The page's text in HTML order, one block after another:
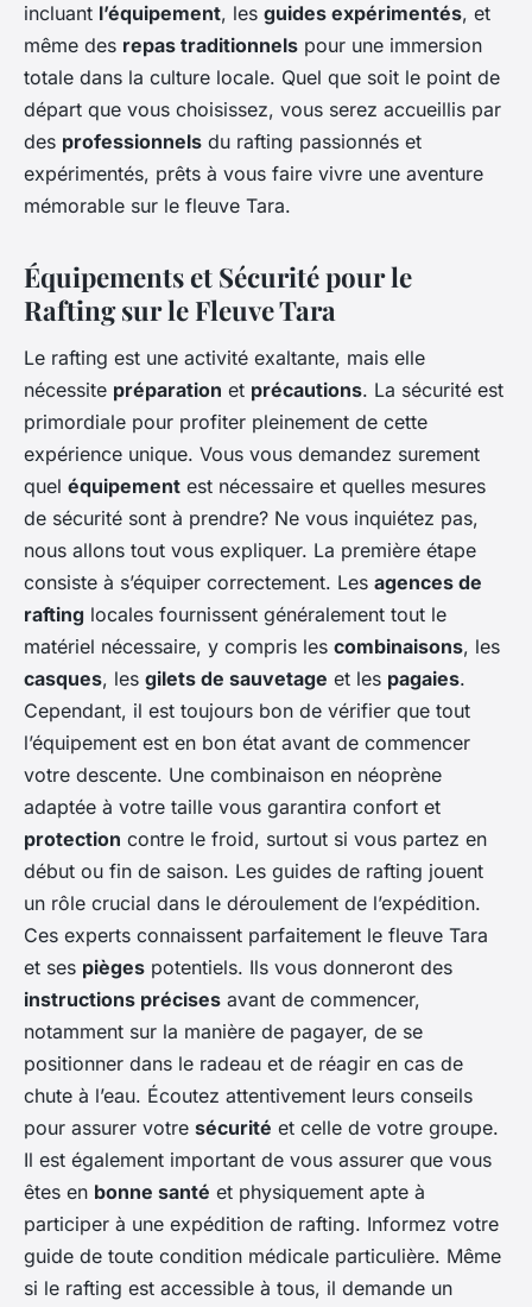
incluant l’équipement, les guides expérimentés, et
même des repas traditionnels pour une immersion
totale dans la culture locale. Quel que soit le point de
départ que vous choisissez, vous serez accueillis par
des professionnels du rafting passionnés et
expérimentés, prêts à vous faire vivre une aventure
mémorable sur le fleuve Tara.
Équipements et Sécurité pour le
Rafting sur le Fleuve Tara
Le rafting est une activité exaltante, mais elle
nécessite préparation et précautions. La sécurité est
primordiale pour profiter pleinement de cette
expérience unique. Vous vous demandez surement
quel équipement est nécessaire et quelles mesures
de sécurité sont à prendre? Ne vous inquiétez pas,
nous allons tout vous expliquer. La première étape
consiste à s’équiper correctement. Les agences de
rafting locales fournissent généralement tout le
matériel nécessaire, y compris les combinaisons, les
casques, les gilets de sauvetage et les pagaies.
Cependant, il est toujours bon de vérifier que tout
l’équipement est en bon état avant de commencer
votre descente. Une combinaison en néoprène
adaptée à votre taille vous garantira confort et
protection contre le froid, surtout si vous partez en
début ou fin de saison. Les guides de rafting jouent
un rôle crucial dans le déroulement de l’expédition.
Ces experts connaissent parfaitement le fleuve Tara
et ses pièges potentiels. Ils vous donneront des
instructions précises avant de commencer,
notamment sur la manière de pagayer, de se
positionner dans le radeau et de réagir en cas de
chute à l’eau. Écoutez attentivement leurs conseils
pour assurer votre sécurité et celle de votre groupe.
Il est également important de vous assurer que vous
êtes en bonne santé et physiquement apte à
participer à une expédition de rafting. Informez votre
guide de toute condition médicale particulière. Même
si le rafting est accessible à tous, il demande un